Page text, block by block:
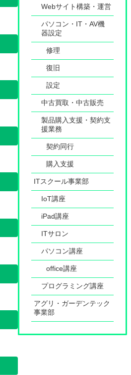
Webサイト構築・運営
パソコン・IT・AV機
器設定
修理
復旧
設定
中古買取・中古販売
製品購入支援・契約支
援業務
契約同行
購入支援
ITスクール事業部
IoT講座
iPad講座
ITサロン
パソコン講座
office講座
プログラミング講座
アグリ・ガーデンテック
事業部